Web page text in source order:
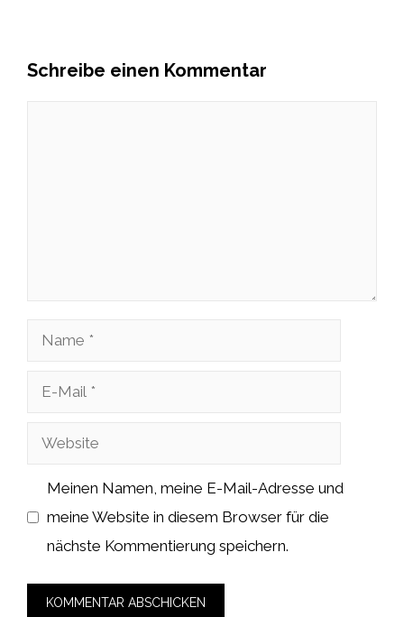
Schreibe einen Kommentar
Name
Website
Meinen Namen, meine E-Mail-Adresse und
meine Website in diesem Browser für die
nächste Kommentierung speichern.